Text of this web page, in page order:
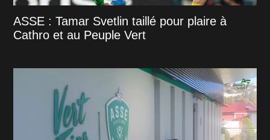
ASSE : Tamar Svetlin taillé pour plaire à
Cathro et au Peuple Vert